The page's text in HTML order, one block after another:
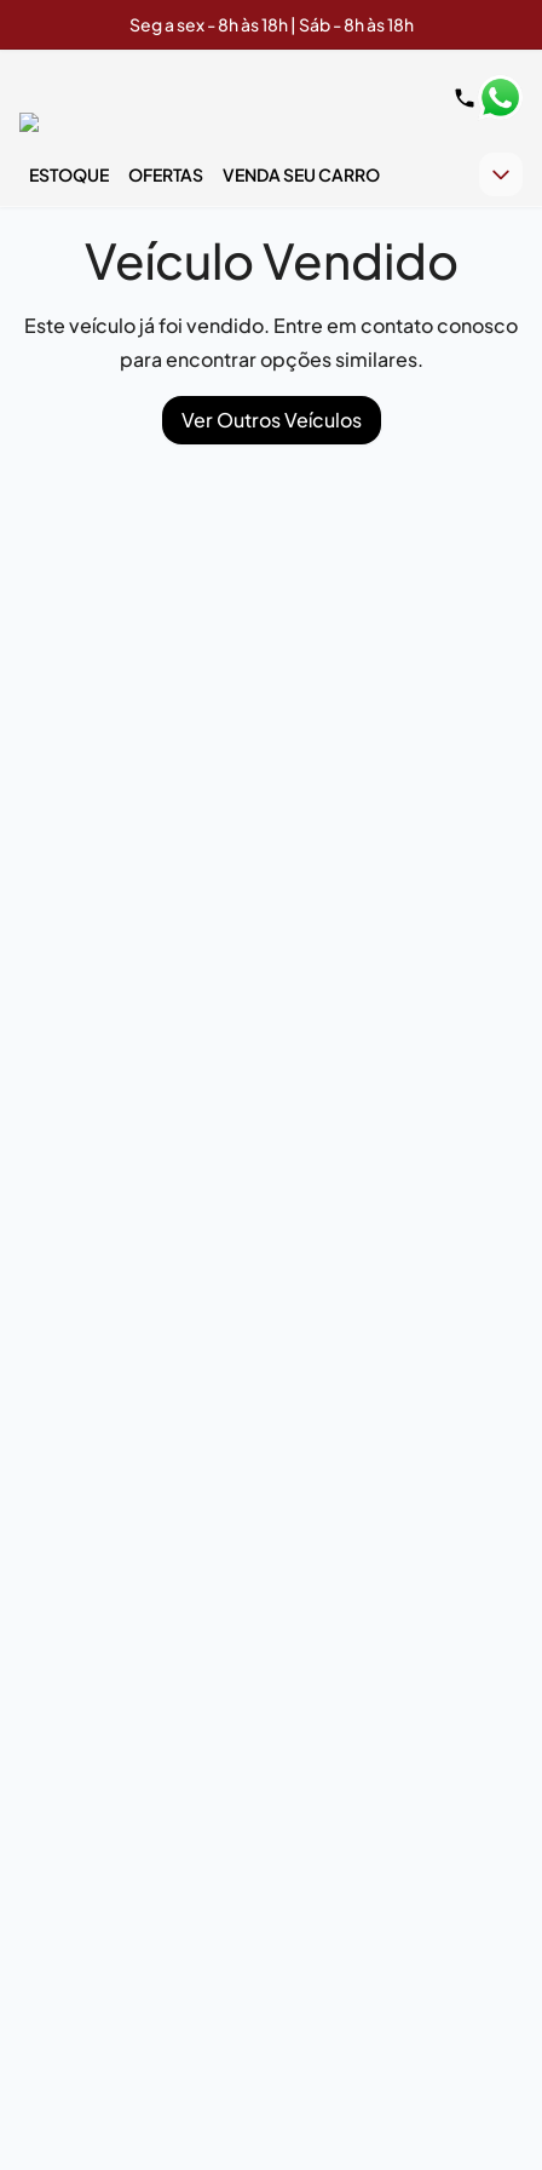
Seg a sex - 8h às 18h | Sáb - 8h às 18h
ESTOQUE OFERTAS VENDA SEU CARRO
Veículo Vendido
Este veículo já foi vendido. Entre em contato conosco
para encontrar opções similares.
Ver Outros Veículos